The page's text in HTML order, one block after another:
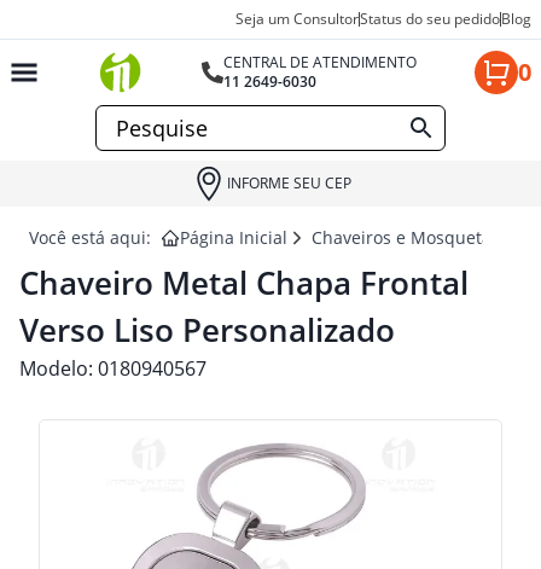
Seja um ConsultorStatus do seu pedidoBlog
CENTRAL DE ATENDIMENTO
11 2649-6030
0
INFORME SEU CEP
Você está aqui: Página Inicial Chaveiros e Mosquetão
Chaveiro Metal Chapa Frontal
Verso Liso Personalizado
Modelo: 0180940567